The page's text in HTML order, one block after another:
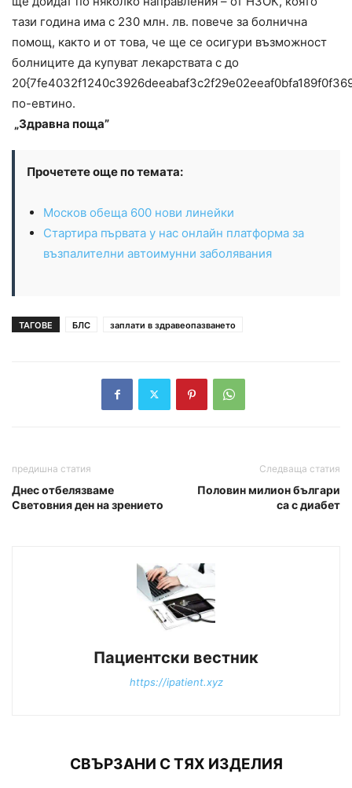
тази година има с 230 млн. лв. повече за болнична
помощ, както и от това, че ще се осигури възможност
болниците да купуват лекарствата с до
по-евтино.
„Здравна поща”
Прочетете още по темата:
Москов обеща 600 нови линейки
Стартира първата у нас онлайн платформа за
възпалителни автоимунни заболявания
ТАГОВЕ БЛС заплати в здравеопазването
предишна статия
Днес отбелязваме
Световния ден на зрението
Следваща статия
Половин милион българи
са с диабет
Пациентски вестник
https://ipatient.xyz
СВЪРЗАНИ С ТЯХ ИЗДЕЛИЯ